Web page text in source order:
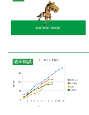
岩田康誠